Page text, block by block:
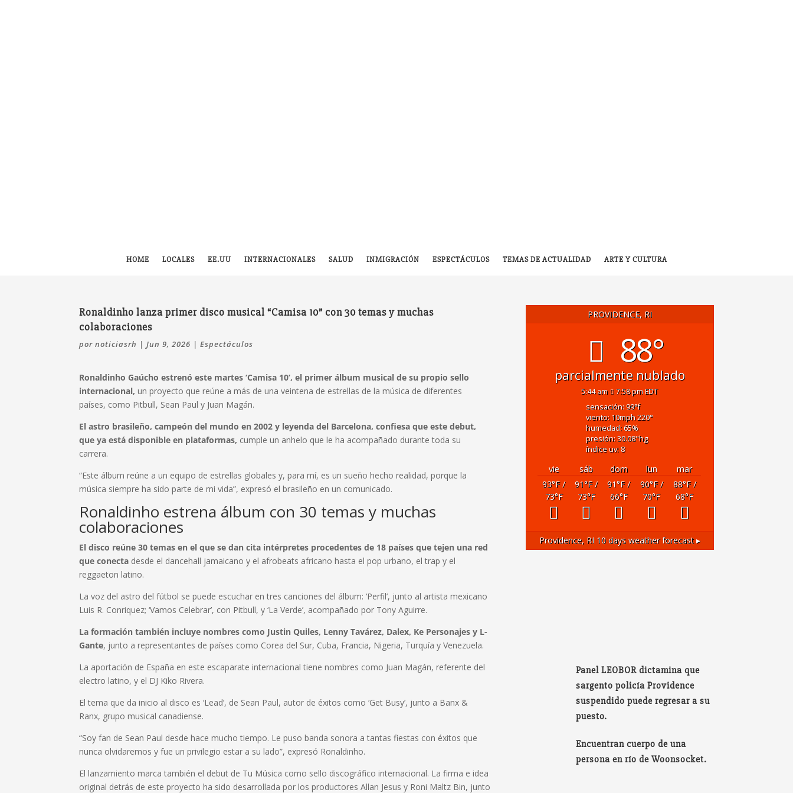
HOME LOCALES EE.UU INTERNACIONALES SALUD INMIGRACIÓN ESPECTÁCULOS TEMAS DE ACTUALIDAD ARTE Y CULTURA
Ronaldinho lanza primer disco musical “Camisa 10” con 30 temas y muchas
colaboraciones
pornoticiasrh |Jun 9, 2026 |Espectáculos
Ronaldinho Gaúcho estrenó este martes ‘Camisa 10’, el primer álbum musical de su propio sello
internacional,un proyecto que reúne a más de una veintena de estrellas de la música de diferentes
países, como Pitbull, Sean Paul y Juan Magán.
El astro brasileño, campeón del mundo en 2002 y leyenda del Barcelona, confiesa que este debut,
que ya está disponible en plataformas, cumple un anhelo que le ha acompañado durante toda su
carrera.
“Este álbum reúne a un equipo de estrellas globales y, para mí, es un sueño hecho realidad, porque la
música siempre ha sido parte de mi vida”, expresó el brasileño en un comunicado.
Ronaldinho estrena álbum con 30 temas y muchas
colaboraciones
El disco reúne 30 temas en el que se dan cita intérpretes procedentes de 18 países que tejen una red
que conecta desde el dancehall jamaicano y el afrobeats africano hasta el pop urbano, el trap y el
reggaeton latino.
La voz del astro del fútbol se puede escuchar en tres canciones del álbum: ‘Perfil’, junto al artista mexicano
Luis R. Conriquez; ‘Vamos Celebrar’, con Pitbull, y ‘La Verde’, acompañado por Tony Aguirre.
La formación también incluye nombres como Justin Quiles, Lenny Tavárez, Dalex, Ke Personajes y L-
Gante, junto a representantes de países como Corea del Sur, Cuba, Francia, Nigeria, Turquía y Venezuela.
La aportación de España en este escaparate internacional tiene nombres como Juan Magán, referente del
electro latino, y el DJ Kiko Rivera.
El tema que da inicio al disco es ‘Lead’, de Sean Paul, autor de éxitos como ‘Get Busy’, junto a Banx &
Ranx, grupo musical canadiense.
“Soy fan de Sean Paul desde hace mucho tiempo. Le puso banda sonora a tantas fiestas con éxitos que
nunca olvidaremos y fue un privilegio estar a su lado”, expresó Ronaldinho.
El lanzamiento marca también el debut de Tu Música como sello discográfico internacional. La firma e idea
original detrás de este proyecto ha sido desarrollada por los productores Allan Jesus y Roni Maltz Bin, junto
PROVIDENCE, RI
88°
parcialmente nublado
5:44 am 7:58 pm EDT
sensación: 99°f
viento: 10mph220°
humedad: 65%
presión: 30.08"hg
índice uv: 8
vie sáb dom lun
mar
93°F/
73°F
91°F/
73°F
91°F/
66°F
90°F/
70°F
88°F/
68°F
Providence, RI10 days weather forecast ▸
Panel LEOBOR dictamina que
sargento policía Providence
suspendido puede regresar a su
puesto.
Encuentran cuerpo de una
persona en río de Woonsocket.